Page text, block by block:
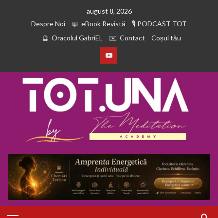
august 8, 2026
Despre Noi
eBook Revistă
PODCAST TOT
Oracolul GabriEL
Contact Coșul tău